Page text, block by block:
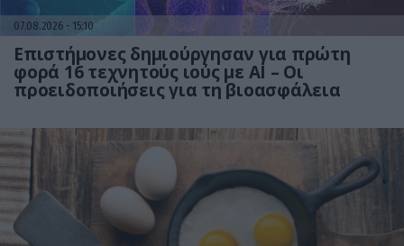
07.08.2026 15:10
Επιστήμονες δημιούργησαν για πρώτη
φορά 16 τεχνητούς ιούς με AI – Οι
προειδοποιήσεις για τη βιοασφάλεια